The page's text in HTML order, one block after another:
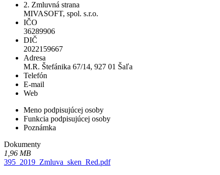
2. Zmluvná strana
MIVASOFT, spol. s.r.o.
IČO
36289906
DIČ
2022159667
Adresa
M.R. Štefánika 67/14, 927 01 Šaľa
Telefón
E-mail
Web
Meno podpisujúcej osoby
Funkcia podpisujúcej osoby
Poznámka
Dokumenty
1,96 MB
395_2019_Zmluva_sken_Red.pdf